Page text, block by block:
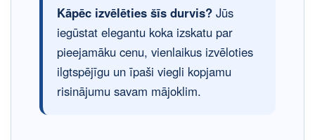
Kāpēc izvēlēties šīs durvis? Jūs
iegūstat elegantu koka izskatu par
pieejamāku cenu, vienlaikus izvēloties
ilgtspējīgu un īpaši viegli kopjamu
risinājumu savam mājoklim.